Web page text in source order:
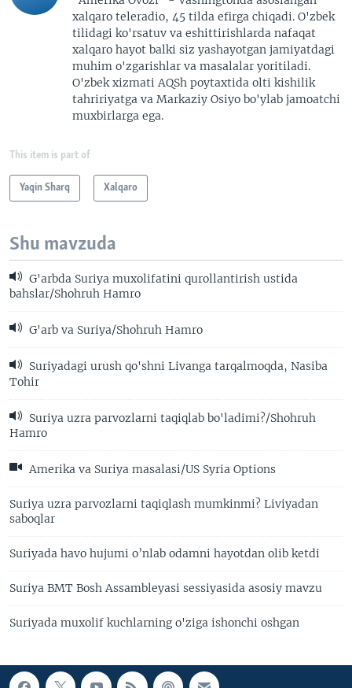
xalqaro teleradio, 45 tilda efirga chiqadi. O'zbek
tilidagi ko'rsatuv va eshittirishlarda nafaqat
xalqaro hayot balki siz yashayotgan jamiyatdagi
muhim o'zgarishlar va masalalar yoritiladi.
O'zbek xizmati AQSh poytaxtida olti kishilik
tahririyatga va Markaziy Osiyo bo'ylab jamoatchi
muxbirlarga ega.
This item is part of
Yaqin Sharq Xalqaro
Shu mavzuda
G'arbda Suriya muxolifatini qurollantirish ustida
bahslar/Shohruh Hamro
G'arb va Suriya/Shohruh Hamro
Suriyadagi urush qo'shni Livanga tarqalmoqda, Nasiba
Tohir
Suriya uzra parvozlarni taqiqlab bo'ladimi?/Shohruh
Hamro
Amerika va Suriya masalasi/US Syria Options
Suriya uzra parvozlarni taqiqlash mumkinmi? Liviyadan
saboqlar
Suriyada havo hujumi o’nlab odamni hayotdan olib ketdi
Suriya BMT Bosh Assambleyasi sessiyasida asosiy mavzu
Suriyada muxolif kuchlarning o'ziga ishonchi oshgan